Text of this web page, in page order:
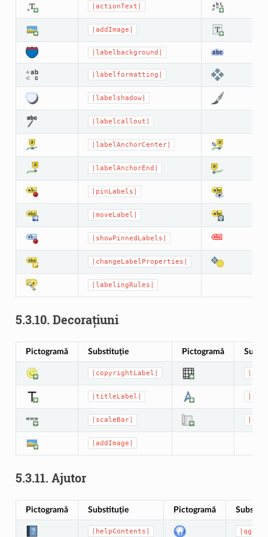
|actionText|
|addImage|
|labelbackground|
|labelformatting|
|labelshadow|
|labelcallout|
|labelAnchorCenter|
|labelAnchorEnd|
|pinLabels|
|moveLabel|
|showPinnedLabels|
|changeLabelProperties|
|labelingRules|
5.3.10. Decorațiuni
Pictogramă Substituție Pictogramă
|copyrightLabel|
|titleLabel|
|scaleBar|
|addImage|
5.3.11. Ajutor
Pictogramă Substituție Pictogramă
|helpContents|